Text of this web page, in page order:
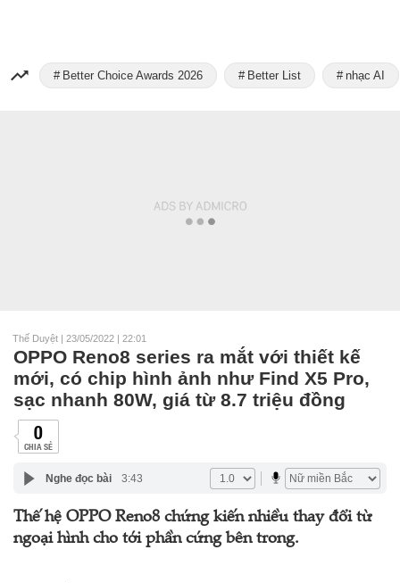
Better Choice Awards 2026 Better List nhạc AI
Thế Duyệt | 23/05/2022 | 22:01
OPPO Reno8 series ra mắt với thiết kế
mới, có chip hình ảnh như Find X5 Pro,
sạc nhanh 80W, giá từ 8.7 triệu đồng
0
CHIA SẺ
Nghe đọc bài 3:43
Thế hệ OPPO Reno8 chứng kiến nhiều thay đổi từ
ngoại hình cho tới phần cứng bên trong.